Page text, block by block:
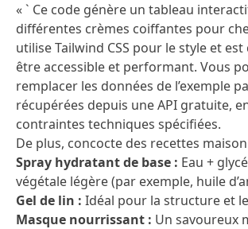
« ` Ce code génère un tableau
différentes crèmes coiffantes pour
utilise Tailwind CSS pour le style et
être accessible et performant. Vous
remplacer les données de l’exemple
récupérées depuis une API gratuite,
contraintes techniques spécifiées.
De plus, concocte des recettes
Spray hydratant de base : Eau +
végétale légère (par exemple, huile
Gel de lin : Idéal pour la structure et
Masque nourrissant : Un savoureux